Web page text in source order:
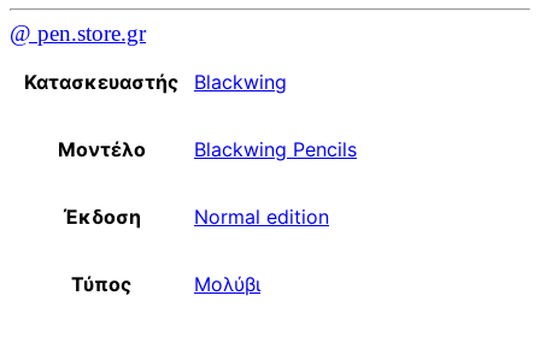
@ pen.store.gr
Κατασκευαστής Blackwing
Μοντέλο Blackwing Pencils
Έκδοση Normal edition
Τύπος Μολύβι